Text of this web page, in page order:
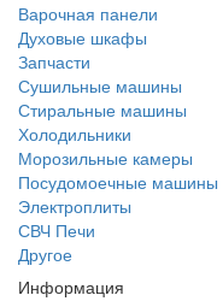
Варочная панели
Духовые шкафы
Запчасти
Сушильные машины
Стиральные машины
Холодильники
Морозильные камеры
Посудомоечные машины
Электроплиты
СВЧ Печи
Другое
Информация